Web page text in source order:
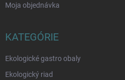
Moja objednávka
KATEGÓRIE
Ekologické gastro obaly
Ekologický riad